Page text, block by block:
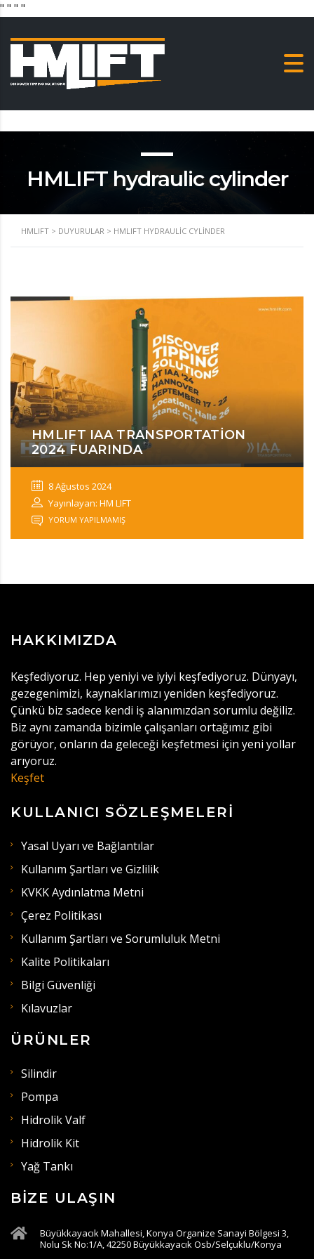
" " " "
HMLIFT hydraulic cylinder
HMLIFT > DUYURULAR > HMLIFT HYDRAULIC CYLINDER
HMLIFT IAA TRANSPORTATION
2024 FUARINDA
8 Ağustos 2024
Yayınlayan: HM LIFT
YORUM YAPILMAMIŞ
HAKKIMIZDA
Keşfediyoruz. Hep yeniyi ve iyiyi keşfediyoruz. Dünyayı,
gezegenimizi, kaynaklarımızı yeniden keşfediyoruz.
Çünkü biz sadece kendi iş alanımızdan sorumlu değiliz.
Biz aynı zamanda bizimle çalışanları ortağımız gibi
görüyor, onların da geleceği keşfetmesi için yeni yollar
arıyoruz.
Keşfet
KULLANICI SÖZLEŞMELERI
Yasal Uyarı ve Bağlantılar
Kullanım Şartları ve Gizlilik
KVKK Aydınlatma Metni
Çerez Politikası
Kullanım Şartları ve Sorumluluk Metni
Kalite Politikaları
Bilgi Güvenliği
Kılavuzlar
ÜRÜNLER
Silindir
Pompa
Hidrolik Valf
Hidrolik Kit
Yağ Tankı
BIZE ULAŞIN
Büyükkayacık Mahallesi, Konya Organize Sanayi Bölgesi 3,
Nolu Sk No:1/A, 42250 Büyükkayacık Osb/Selçuklu/Konya